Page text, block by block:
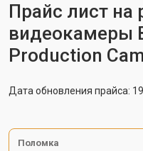
Прайс лист на
видеокамеры
Production
Дата обновления прайса:
Поломка